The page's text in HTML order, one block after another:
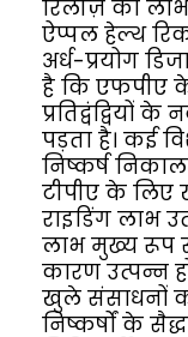
रिलीज़ का
ऐप्पल हेल्थ
अर्ध-प्रयोग
है कि एफपीए
प्रतिद्वंद्वियों
पड़ता है। कई
निष्कर्ष
टीपीए के लिए
राइडिंग लाभ
लाभ मुख्य रूप
कारण उत्पन्न
खुले संसाधनों
निष्कर्षों के